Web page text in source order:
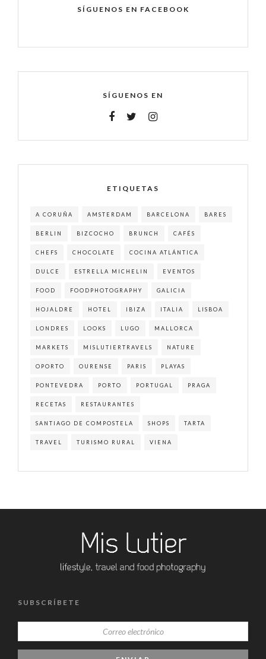
SÍGUENOS EN FACEBOOK
SÍGUENOS EN
ETIQUETAS
A CORUÑA AMSTERDAM BARCELONA BARES
BERLIN BIZCOCHO BRUNCH CAFÉS
CHEFS CHOCOLATE COCINA ATLÁNTICA
DULCE ESTRELLA MICHELIN EVENTOS
FOOD FOODPHOTOGRAPHY GALICIA
HOJALDRE HOTEL IBIZA ITALIA LISBOA
LONDRES LOOKS LUGO MALLORCA
MARKETS MISLUTIERTRAVELS NATURE
OPORTO OURENSE PARIS PLAYAS
PONTEVEDRA PORTO PORTUGAL PRAGA
RECETAS RESTAURANTES
SANTIAGO DE COMPOSTELA SHOPS TARTA
TRAVEL TURISMO RURAL VIENA
SUBSCRÍBETE